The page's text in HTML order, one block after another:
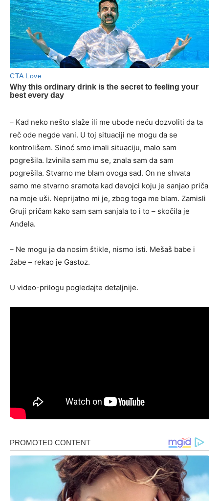
– Kad neko nešto slaže ili me ubode neću dozvoliti da ta
reč ode negde vani. U toj situaciji ne mogu da se
kontrolišem. Sinoć smo imali situaciju, malo sam
pogrešila. Izvinila sam mu se, znala sam da sam
pogrešila. Stvarno me blam ovoga sad. On ne shvata
samo me stvarno sramota kad devojci koju je sanjao priča
na moje uši. Neprijatno mi je, zbog toga me blam. Zamisli
Gruji pričam kako sam sam sanjala to i to – skočila je
Anđela.
– Ne mogu ja da nosim štikle, nismo isti. Mešaš babe i
žabe – rekao je Gastoz.
U video-prilogu pogledajte detaljnije.